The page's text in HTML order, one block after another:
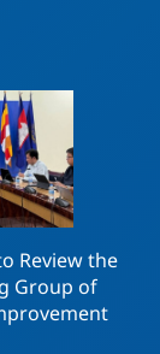
Review the
Group of